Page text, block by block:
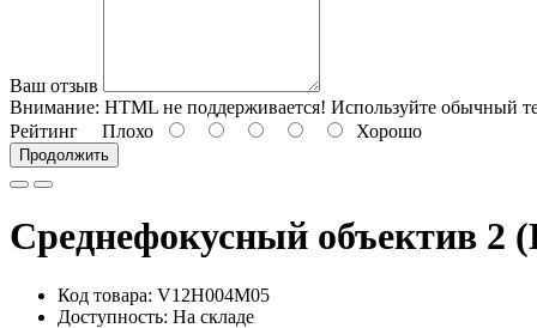
Ваш отзыв
Внимание: HTML не поддерживается! Используйте обычный
Рейтинг Плохо Хорошо
Продолжить
Среднефокусный объектив 2
Код товара: V12H004M05
Доступность: На складе